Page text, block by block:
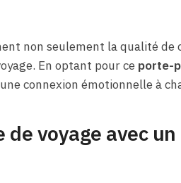
non seulement la qualité de
En optant pour ce porte-
connexion émotionnelle à
voyage avec